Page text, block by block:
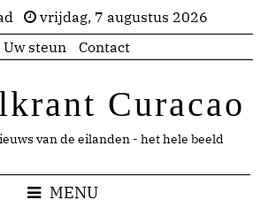
vrijdag, 7 augustus 2026
Uw steun Contact
Curacao
van de eilanden - het hele beeld
MENU